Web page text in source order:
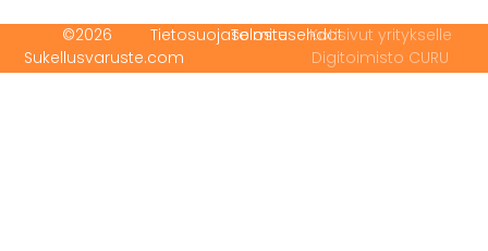
©2026
Sukellusvaruste.com
TietosuojaselosteToimitusehdotKotisivut yritykselle
Digitoimisto CURU